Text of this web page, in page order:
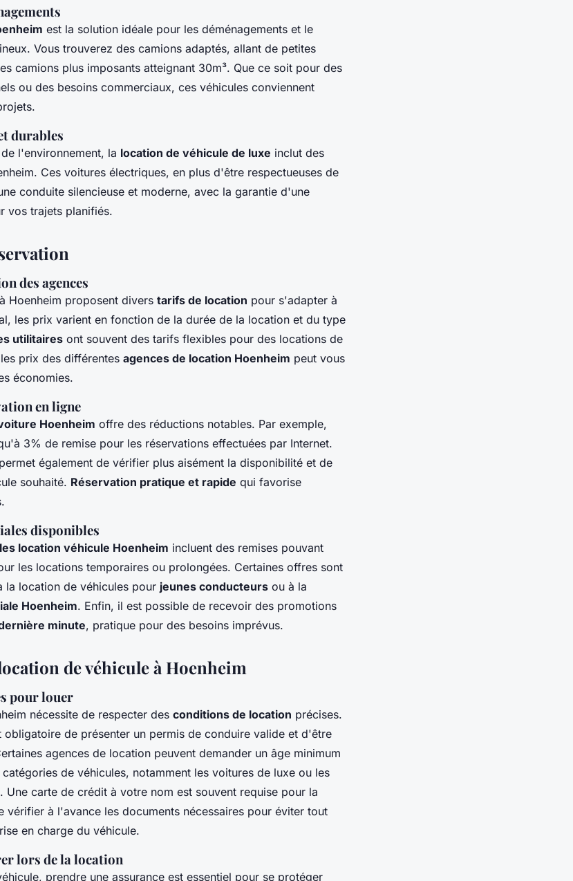
est la solution idéale pour les déménagements et le
Vous trouverez des camions adaptés, allant de petites
camions plus imposants atteignant 30m³. Que ce soit pour des
ou des besoins commerciaux, ces véhicules conviennent
durables
l'environnement, la location de véhicule de luxe inclut des
Ces voitures électriques, en plus d'être respectueuses de
conduite silencieuse et moderne, avec la garantie d'une
vos trajets planifiés.
des agences
Hoenheim proposent divers tarifs de location pour s'adapter à
les prix varient en fonction de la durée de la location et du type
utilitaires ont souvent des tarifs flexibles pour des locations de
prix des différentes agences de location Hoenheim peut vous
économies.
en ligne
Hoenheim offre des réductions notables. Par exemple,
3% de remise pour les réservations effectuées par Internet.
également de vérifier plus aisément la disponibilité et de
souhaité. Réservation pratique et rapide qui favorise
disponibles
location véhicule Hoenheim incluent des remises pouvant
les locations temporaires ou prolongées. Certaines offres sont
la location de véhicules pour jeunes conducteurs ou à la
Hoenheim. Enfin, il est possible de recevoir des promotions
minute, pratique pour des besoins imprévus.
de véhicule à Hoenheim
pour louer
nécessite de respecter des conditions de location précises.
obligatoire de présenter un permis de conduire valide et d'être
agences de location peuvent demander un âge minimum
de véhicules, notamment les voitures de luxe ou les
Une carte de crédit à votre nom est souvent requise pour la
vérifier à l'avance les documents nécessaires pour éviter tout
en charge du véhicule.
lors de la location
prendre une assurance est essentiel pour se protéger